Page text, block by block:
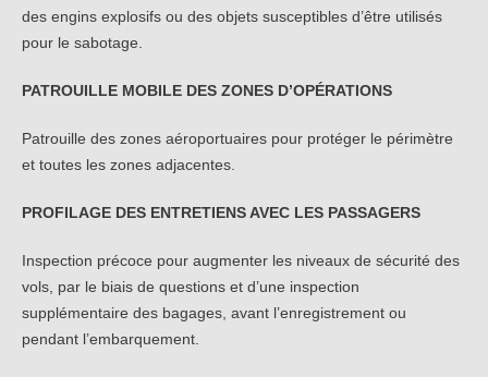
des engins explosifs ou des objets susceptibles d’être utilisés
pour le sabotage.
PATROUILLE MOBILE DES ZONES D’OPÉRATIONS
Patrouille des zones aéroportuaires pour protéger le périmètre
et toutes les zones adjacentes.
PROFILAGE DES ENTRETIENS AVEC LES PASSAGERS
Inspection précoce pour augmenter les niveaux de sécurité des
vols, par le biais de questions et d’une inspection
supplémentaire des bagages, avant l’enregistrement ou
pendant l’embarquement.